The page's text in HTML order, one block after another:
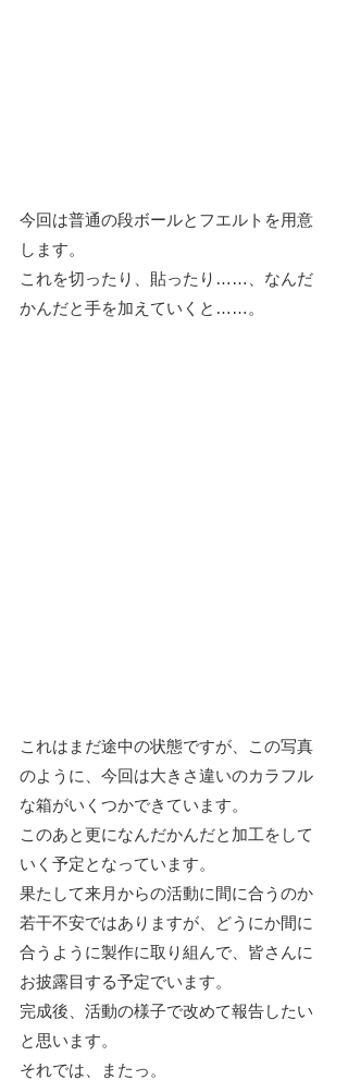
今回は普通の段ボールとフエルトを用意
します。
これを切ったり、貼ったり……、なんだ
かんだと手を加えていくと……。
これはまだ途中の状態ですが、この写真
のように、今回は大きさ違いのカラフル
な箱がいくつかできています。
このあと更になんだかんだと加工をして
いく予定となっています。
果たして来月からの活動に間に合うのか
若干不安ではありますが、どうにか間に
合うように製作に取り組んで、皆さんに
お披露目する予定でいます。
完成後、活動の様子で改めて報告したい
と思います。
それでは、またっ。